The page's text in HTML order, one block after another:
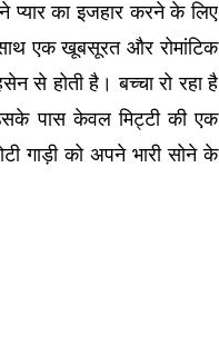
प्यार का इजहार करने के लिए
एक खूबसूरत और रोमांटिक
से होती है। बच्चा रो रहा है
पास केवल मिट्टी की एक
गाड़ी को अपने भारी सोने के